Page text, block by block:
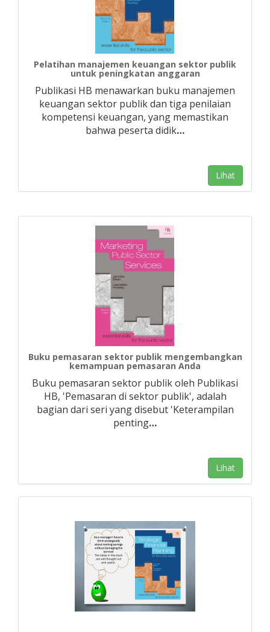
Pelatihan manajemen keuangan sektor publik
untuk peningkatan anggaran
Publikasi HB menawarkan buku manajemen
keuangan sektor publik dan tiga penilaian
kompetensi keuangan, yang memastikan
bahwa peserta didik…
Lihat
Buku pemasaran sektor publik mengembangkan
kemampuan pemasaran Anda
Buku pemasaran sektor publik oleh Publikasi
HB, 'Pemasaran di sektor publik', adalah
bagian dari seri yang disebut 'Keterampilan
penting…
Lihat